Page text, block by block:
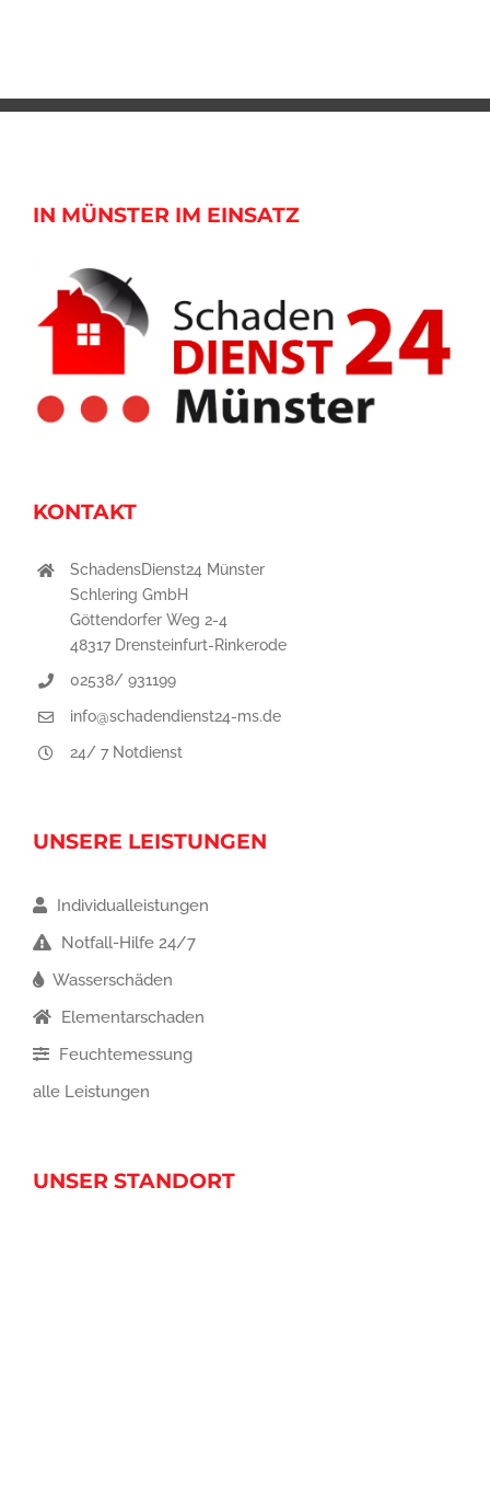
IN MÜNSTER IM EINSATZ
KONTAKT
SchadensDienst24 Münster
Schlering GmbH
Göttendorfer Weg 2-4
48317 Drensteinfurt-Rinkerode
02538/ 931199
info@schadendienst24-ms.de
24/ 7 Notdienst
UNSERE LEISTUNGEN
Individualleistungen
Notfall-Hilfe 24/7
Wasserschäden
Elementarschaden
Feuchtemessung
alle Leistungen
UNSER STANDORT